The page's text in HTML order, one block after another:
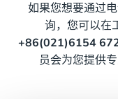
如果您想要通过
询，您可以在
+86(021)6154
员会为您提供